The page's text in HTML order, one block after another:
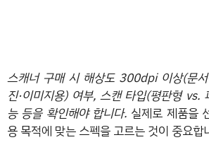
스캐너 구매 시 해상도 300dpi 이상(문
진·이미지용) 여부, 스캔 타입(평판형 vs.
능 등을 확인해야 합니다. 실제로 제품을
용 목적에 맞는 스펙을 고르는 것이 중요합